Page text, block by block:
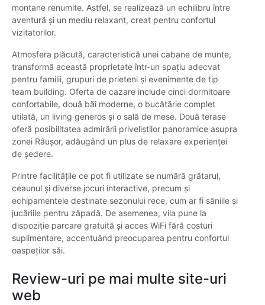
montane renumite. Astfel, se realizează un echilibru între
aventură și un mediu relaxant, creat pentru confortul
vizitatorilor.
Atmosfera plăcută, caracteristică unei cabane de munte,
transformă această proprietate într-un spațiu adecvat
pentru familii, grupuri de prieteni și evenimente de tip
team building. Oferta de cazare include cinci dormitoare
confortabile, două băi moderne, o bucătărie complet
utilată, un living generos și o sală de mese. Două terase
oferă posibilitatea admirării priveliștilor panoramice asupra
zonei Râușor, adăugând un plus de relaxare experienței
de ședere.
Printre facilitățile ce pot fi utilizate se numără grătarul,
ceaunul și diverse jocuri interactive, precum și
echipamentele destinate sezonului rece, cum ar fi săniile și
jucăriile pentru zăpadă. De asemenea, vila pune la
dispoziție parcare gratuită și acces WiFi fără costuri
suplimentare, accentuând preocuparea pentru confortul
oaspeților săi.
Review-uri pe mai multe site-uri
web